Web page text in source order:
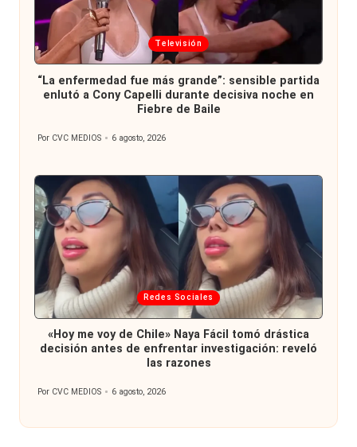
Publicada
en
Televisión
“La enfermedad fue más grande”: sensible partida
enlutó a Cony Capelli durante decisiva noche en
Fiebre de Baile
Publicado
Por CVC MEDIOS 6 agosto, 2026
Publicada
en
Redes Sociales
«Hoy me voy de Chile» Naya Fácil tomó drástica
decisión antes de enfrentar investigación: reveló
las razones
Publicado
Por CVC MEDIOS 6 agosto, 2026